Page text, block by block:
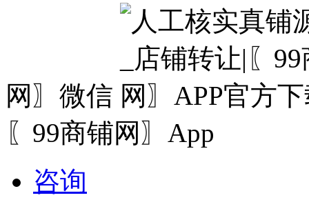
网〗微信
〖99商铺网〗App
咨询